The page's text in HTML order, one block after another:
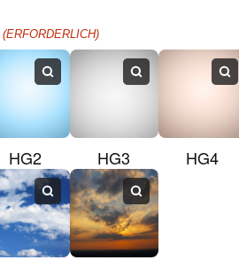
(ERFORDERLICH)
HG2 HG3 HG4